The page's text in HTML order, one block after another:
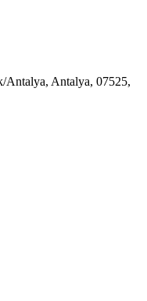
Antalya, Antalya, 07525,